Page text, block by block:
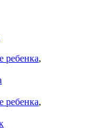
ребенка,
ребенка,